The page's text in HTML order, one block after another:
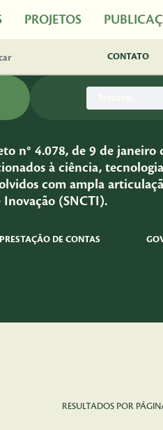
PROJETOS
CONTATO
n° 4.078, de 9 de janeiro
à ciência,
com ampla
(SNCTI).
PRESTAÇÃO DE CONTAS
RESULTADOS POR